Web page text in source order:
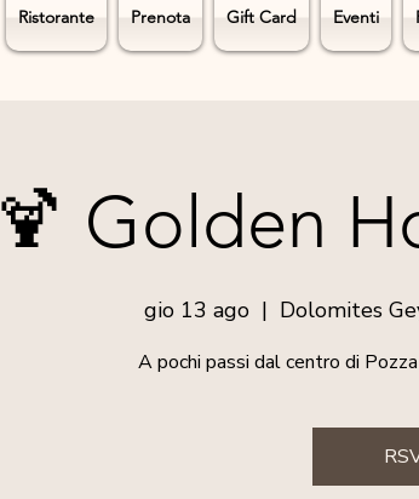
Ristorante Prenota Gift Card Eventi
🍹 Golden
gio 13 ago
  |
Dolomites
A pochi passi dal centro di